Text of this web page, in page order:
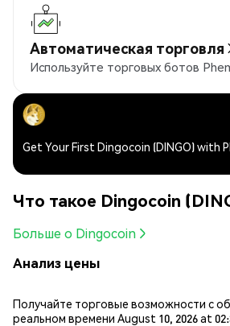
Автоматическая торговля
Используйте торговых ботов
Get Your First Dingocoin (DINGO) with
Что такое Dingocoin
Больше о Dingocoin
Анализ цены
Получайте торговые возможности с
реальном времени August 10, 2026 at